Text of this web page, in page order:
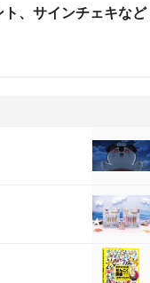
、サインチェキなど